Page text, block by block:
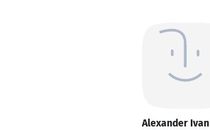
Alexander Ivan